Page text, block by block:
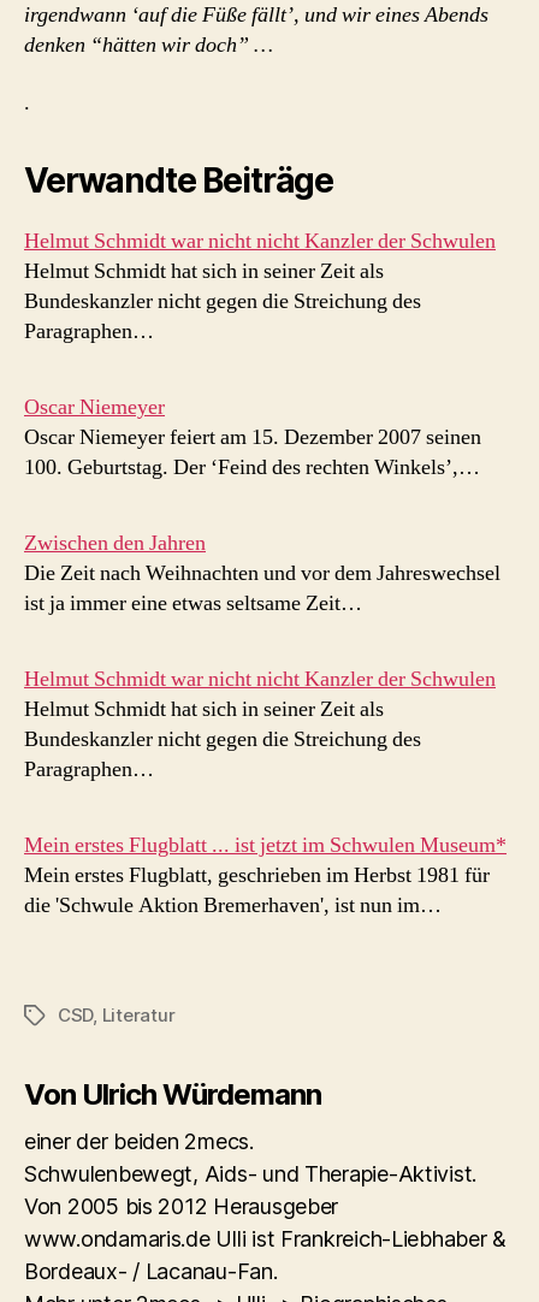
irgendwann ‘auf die Füße fällt’, und wir eines Abends
denken “hätten wir doch” …
.
Verwandte Beiträge
Helmut Schmidt war nicht nicht Kanzler der Schwulen
Helmut Schmidt hat sich in seiner Zeit als
Bundeskanzler nicht gegen die Streichung des
Paragraphen…
Oscar Niemeyer
Oscar Niemeyer feiert am 15. Dezember 2007 seinen
100. Geburtstag. Der ‘Feind des rechten Winkels’,…
Zwischen den Jahren
Die Zeit nach Weihnachten und vor dem Jahreswechsel
ist ja immer eine etwas seltsame Zeit…
Helmut Schmidt war nicht nicht Kanzler der Schwulen
Helmut Schmidt hat sich in seiner Zeit als
Bundeskanzler nicht gegen die Streichung des
Paragraphen…
Mein erstes Flugblatt ... ist jetzt im Schwulen Museum*
Mein erstes Flugblatt, geschrieben im Herbst 1981 für
die 'Schwule Aktion Bremerhaven', ist nun im…
Schlagwörter
CSD, Literatur
Von Ulrich Würdemann
einer der beiden 2mecs.
Schwulenbewegt, Aids- und Therapie-Aktivist.
Von 2005 bis 2012 Herausgeber
www.ondamaris.de Ulli ist Frankreich-Liebhaber &
Bordeaux- / Lacanau-Fan.